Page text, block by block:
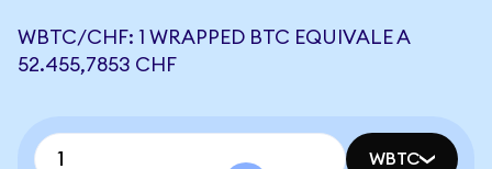
WBTC/CHF: 1 WRAPPED BTC EQUIVALE A
52.455,7853 CHF
WBTC